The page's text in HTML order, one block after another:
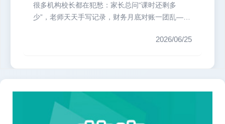
很多机构校长都在犯愁：家长总问“课时还剩多
少”，老师天天手写记录，财务月底对账一团乱——
2026/06/25